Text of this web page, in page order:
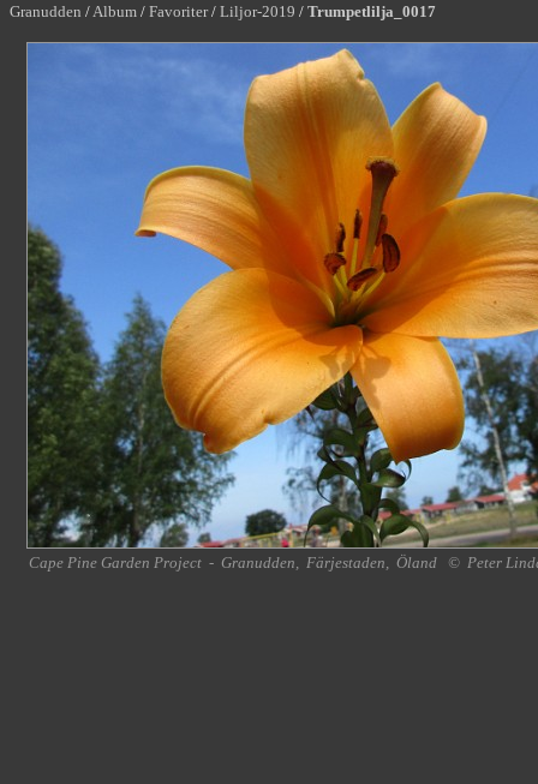
Granudden /Album / Favoriter / Liljor-2019 / Trumpetlilja_0017
Cape Pine Garden Project - Granudden, Färjestaden, Öland © Peter